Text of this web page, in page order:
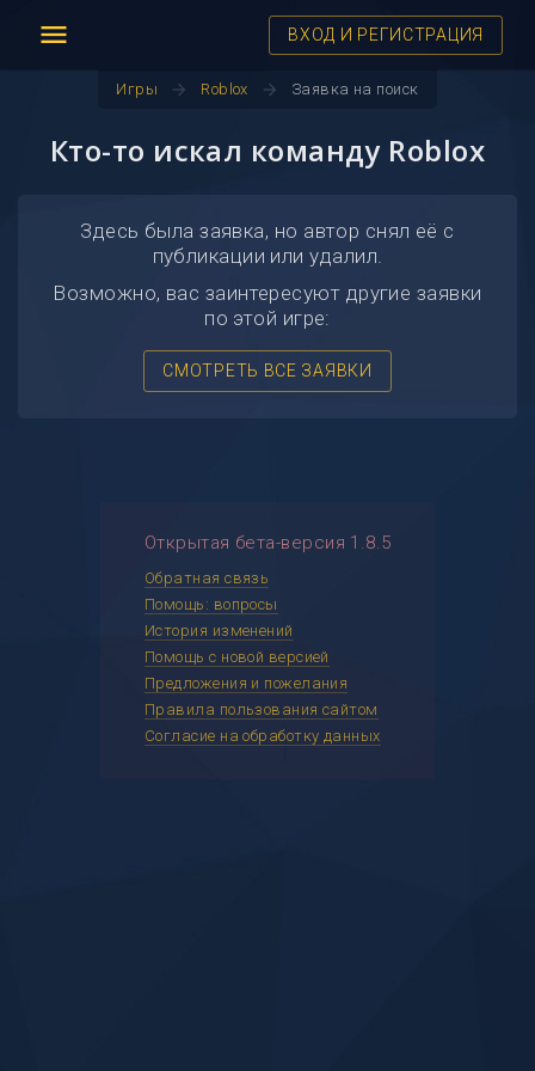
menu ВХОД И РЕГИСТРАЦИЯ
Игры arrow_forward Roblox arrow_forward Заявка на поиск
Кто-то искал команду Roblox
Здесь была заявка, но автор снял её с
публикации или удалил.
Возможно, вас заинтересуют другие заявки
по этой игре:
СМОТРЕТЬ ВСЕ ЗАЯВКИ
Открытая бета-версия 1.8.5
Обратная связь
Помощь: вопросы
История изменений
Помощь с новой версией
Предложения и пожелания
Правила пользования сайтом
Согласие на обработку данных